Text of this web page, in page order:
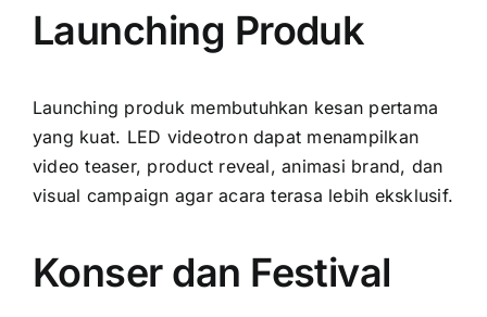
Launching Produk
Launching produk membutuhkan kesan pertama
yang kuat. LED videotron dapat menampilkan
video teaser, product reveal, animasi brand, dan
visual campaign agar acara terasa lebih eksklusif.
Konser dan Festival